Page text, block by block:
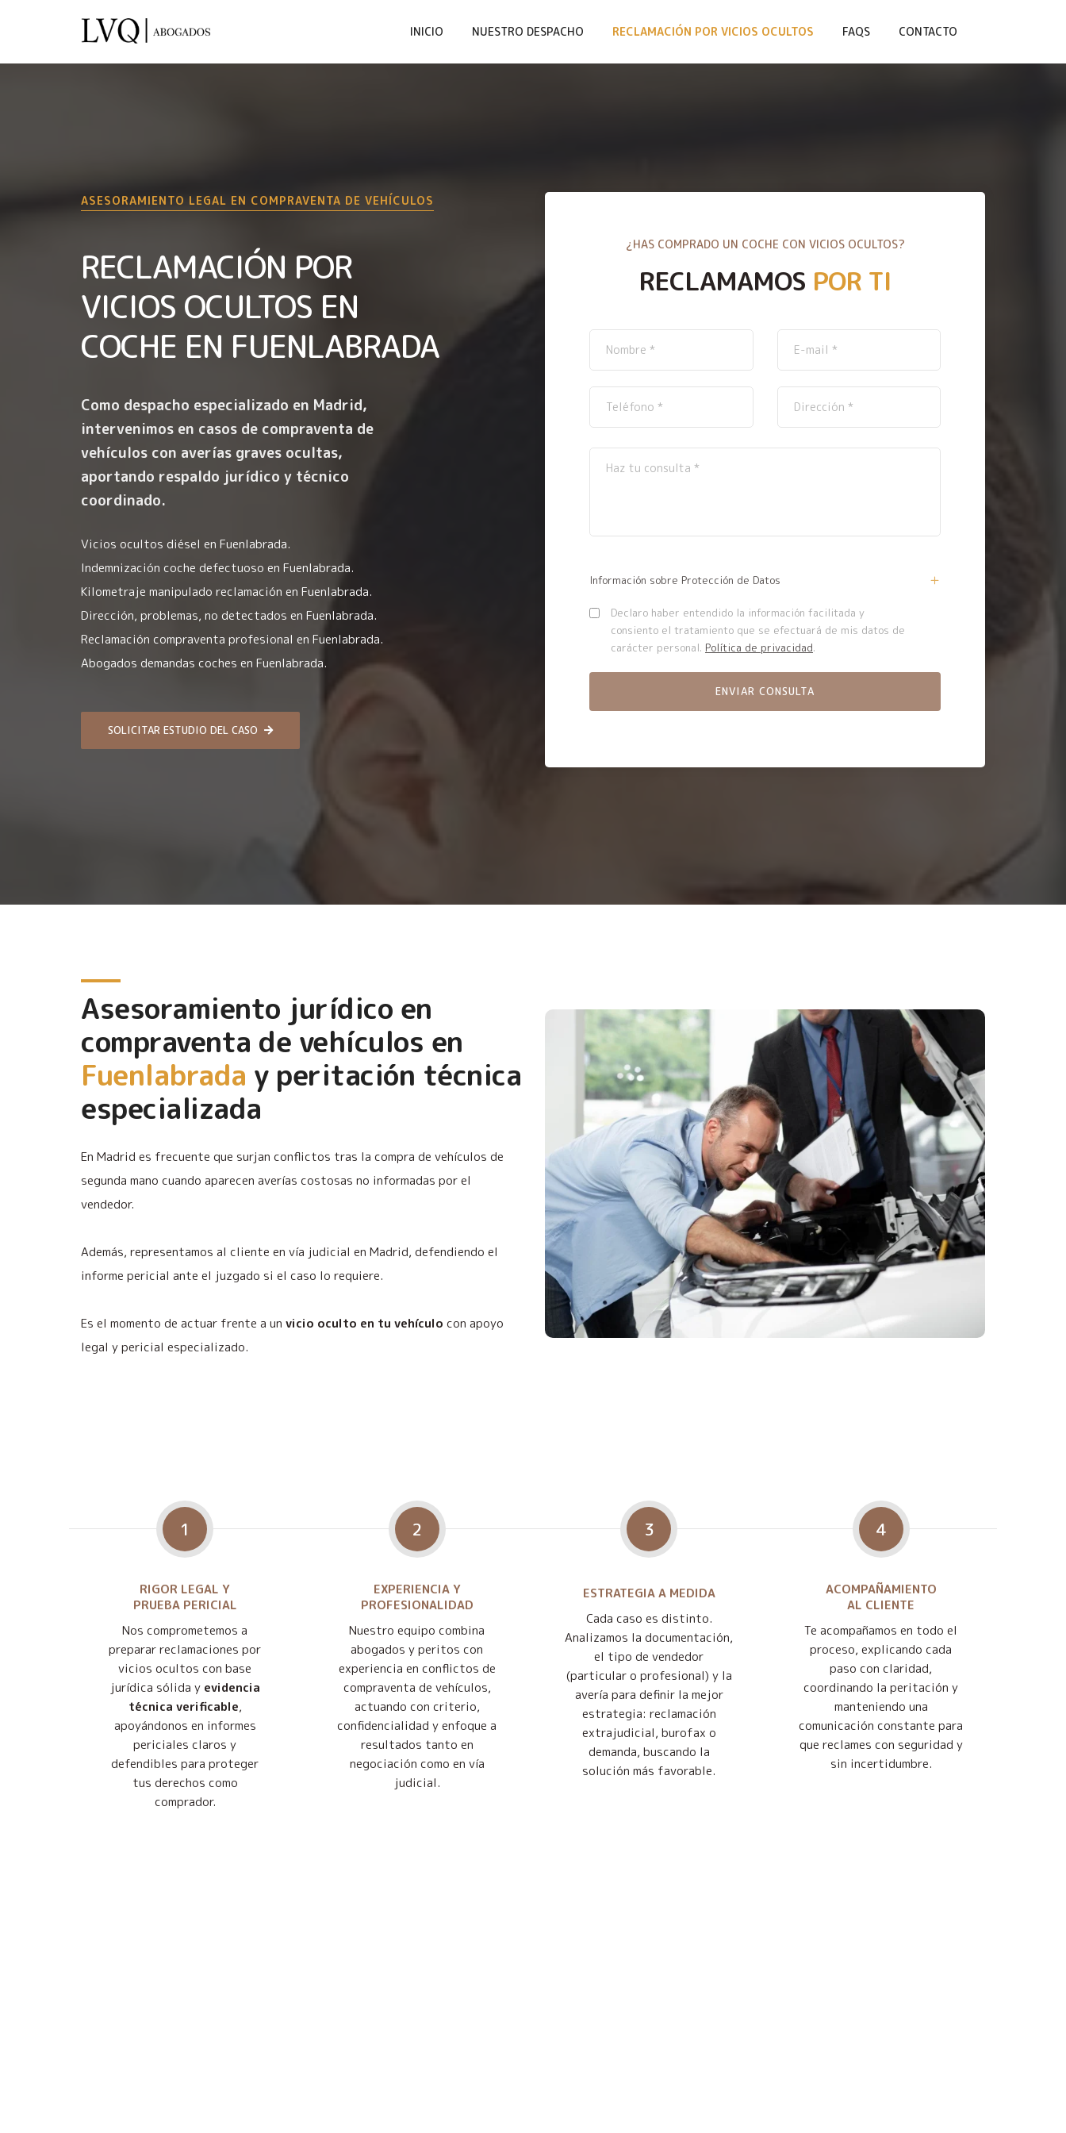
INICIO NUESTRO DESPACHO RECLAMACIÓN POR VICIOS OCULTOS FAQS CONTACTO
ASESORAMIENTO LEGAL EN COMPRAVENTA DE VEHÍCULOS
RECLAMACIÓN POR
VICIOS OCULTOS EN
COCHE EN FUENLABRADA
Como despacho especializado en Madrid,
intervenimos en casos de compraventa de
vehículos con averías graves ocultas,
aportando respaldo jurídico y técnico
coordinado.
Vicios ocultos diésel en Fuenlabrada.
Indemnización coche defectuoso en Fuenlabrada.
Kilometraje manipulado reclamación en Fuenlabrada.
Dirección, problemas, no detectados en Fuenlabrada.
Reclamación compraventa profesional en Fuenlabrada.
Abogados demandas coches en Fuenlabrada.
SOLICITAR ESTUDIO DEL CASO
¿HAS COMPRADO UN COCHE CON VICIOS OCULTOS?
RECLAMAMOS POR TI
Información sobre Protección de Datos
Declaro haber entendido la información facilitada y
consiento el tratamiento que se efectuará de mis datos de
carácter personal. Política de privacidad.
Asesoramiento jurídico en
compraventa de vehículos en
Fuenlabrada y peritación técnica
especializada
En Madrid es frecuente que surjan conflictos tras la compra de vehículos de
segunda mano cuando aparecen averías costosas no informadas por el
vendedor.
Además, representamos al cliente en vía judicial en Madrid, defendiendo el
informe pericial ante el juzgado si el caso lo requiere.
Es el momento de actuar frente a un vicio oculto en tu vehículo con apoyo
legal y pericial especializado.
1
RIGOR LEGAL Y
PRUEBA PERICIAL
Nos comprometemos a
preparar reclamaciones por
vicios ocultos con base
jurídica sólida y evidencia
técnica verificable,
apoyándonos en informes
periciales claros y
defendibles para proteger
tus derechos como
comprador.
2
EXPERIENCIA Y
PROFESIONALIDAD
Nuestro equipo combina
abogados y peritos con
experiencia en conflictos de
compraventa de vehículos,
actuando con criterio,
confidencialidad y enfoque a
resultados tanto en
negociación como en vía
judicial.
3
ESTRATEGIA A MEDIDA
Cada caso es distinto.
Analizamos la documentación,
el tipo de vendedor
(particular o profesional) y la
avería para definir la mejor
estrategia: reclamación
extrajudicial, burofax o
demanda, buscando la
solución más favorable.
4
ACOMPAÑAMIENTO
AL CLIENTE
Te acompañamos en todo el
proceso, explicando cada
paso con claridad,
coordinando la peritación y
manteniendo una
comunicación constante para
que reclames con seguridad y
sin incertidumbre.